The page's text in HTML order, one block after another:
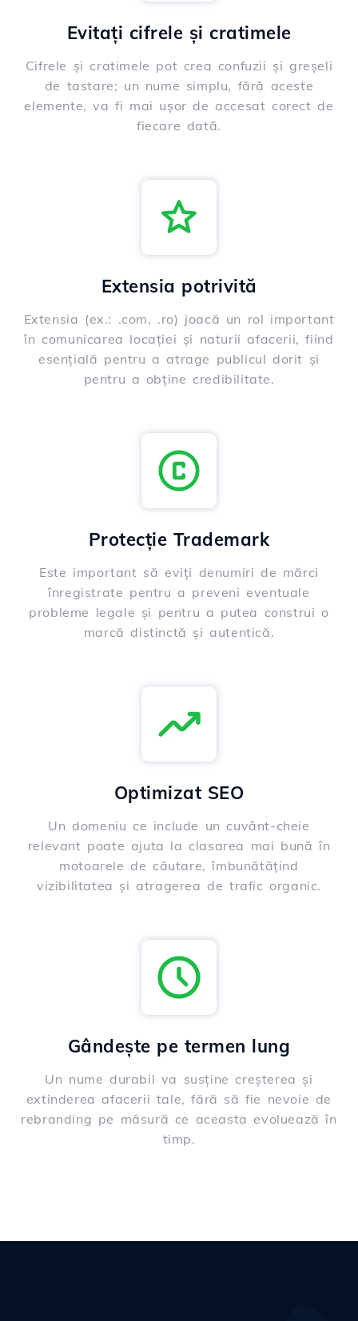
Evitați cifrele și cratimele
Cifrele și cratimele pot crea confuzii și greșeli
de tastare; un nume simplu, fără aceste
elemente, va fi mai ușor de accesat corect de
fiecare dată.
Extensia potrivită
Extensia (ex.: .com, .ro) joacă un rol important
în comunicarea locației și naturii afacerii, fiind
esențială pentru a atrage publicul dorit și
pentru a obține credibilitate.
Protecție Trademark
Este important să eviți denumiri de mărci
înregistrate pentru a preveni eventuale
probleme legale și pentru a putea construi o
marcă distinctă și autentică.
Optimizat SEO
Un domeniu ce include un cuvânt-cheie
relevant poate ajuta la clasarea mai bună în
motoarele de căutare, îmbunătățind
vizibilitatea și atragerea de trafic organic.
Gândește pe termen lung
Un nume durabil va susține creșterea și
extinderea afacerii tale, fără să fie nevoie de
rebranding pe măsură ce aceasta evoluează în
timp.